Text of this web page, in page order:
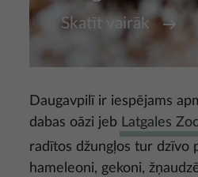
Skatīt vairāk
Daugavpilī ir iespējams
dabas oāzi jeb Latgales
radītos džungļos tur dzīvo
hameleoni, gekoni,